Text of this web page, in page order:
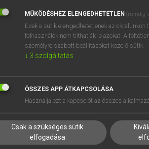
FELHASZNÁLÓKNAK
MEGOLDÁSOK
SÚGÓ
RÓLUNK
SÜTI
MŰKÖDÉSHEZ ELENGEDHETETLEN (mindig
Ezek a sütik elengedhetetlenek az
felhasználók nem tilthatják le azokat. A
személyre szabott beállításokat kezelő sütik.
↓ 3 szolgáltatás
ÖSSZES APP ÁTKAPCSOLÁSA
Használja ezt a kapcsolót az összes
Csak a szükséges sütik
elfogadása